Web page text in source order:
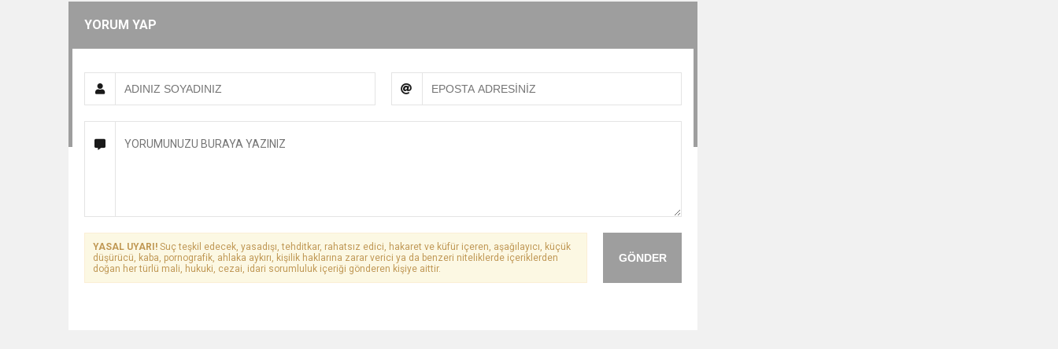
YORUM YAP
GÖNDER
YASAL UYARI! Suç teşkil edecek, yasadışı, tehditkar, rahatsız edici, hakaret ve küfür içeren, aşağılayıcı, küçük
düşürücü, kaba, pornografik, ahlaka aykırı, kişilik haklarına zarar verici ya da benzeri niteliklerde içeriklerden
doğan her türlü mali, hukuki, cezai, idari sorumluluk içeriği gönderen kişiye aittir.